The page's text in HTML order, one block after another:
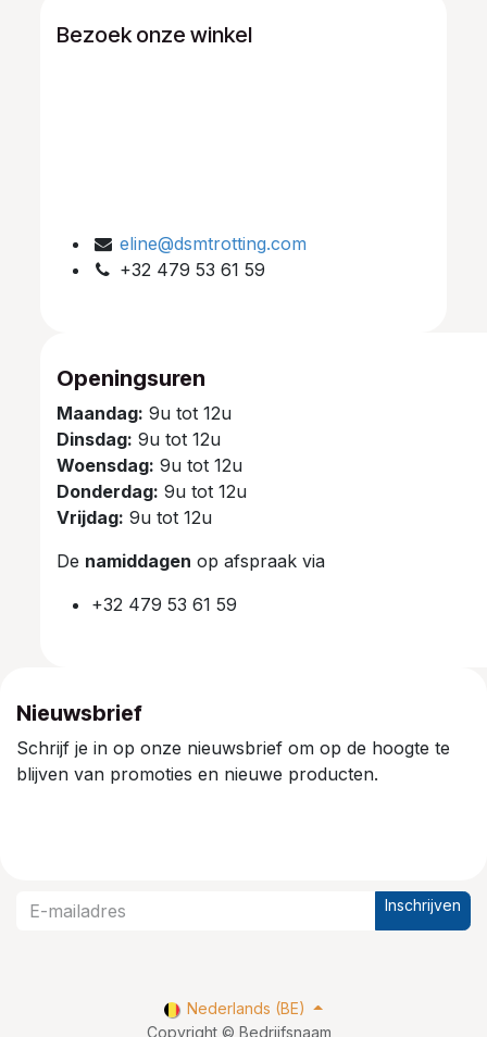
Bezoek onze winkel
eline@dsmtrotting.com
+32 479 53 61 59
Openingsuren
Maandag: 9u tot 12u
Dinsdag: 9u tot 12u
Woensdag: 9u tot 12u
Donderdag: 9u tot 12u
Vrijdag: 9u tot 12u
De namiddagen op afspraak via
+32 479 53 61 59
Nieuwsbrief
Schrijf je in op onze nieuwsbrief om op de hoogte te
blijven van promoties en nieuwe producten.
Inschrijven
Copyright © Bedrijfsnaam
Nederlands (BE)